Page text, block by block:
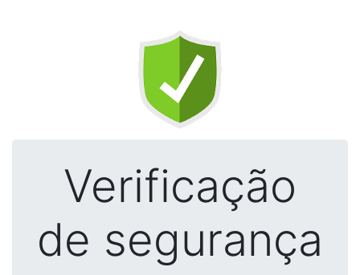
Verificação
de segurança